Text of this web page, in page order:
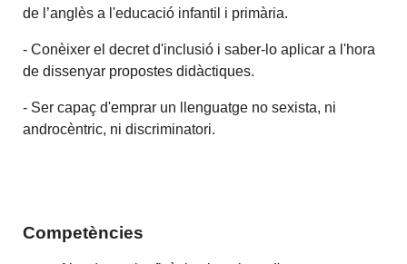
de l’anglès a l'educació infantil i primària.
- Conèixer el decret d'inclusió i saber-lo aplicar a l'hora
de dissenyar propostes didàctiques.
- Ser capaç d'emprar un llenguatge no sexista, ni
androcèntric, ni discriminatori.
Competències